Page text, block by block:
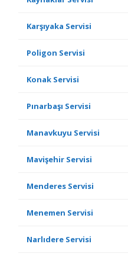
Karşıyaka Servisi
Poligon Servisi
Konak Servisi
Pınarbaşı Servisi
Manavkuyu Servisi
Mavişehir Servisi
Menderes Servisi
Menemen Servisi
Narlıdere Servisi